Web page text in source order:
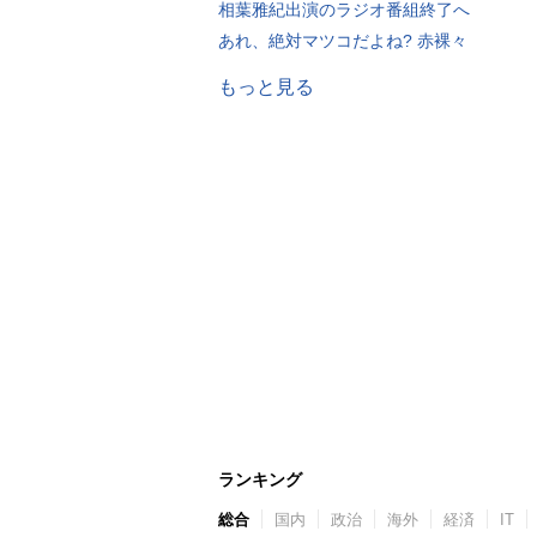
相葉雅紀出演のラジオ番組終了へ
あれ、絶対マツコだよね? 赤裸々
もっと見る
ランキング
総合 国内 政治 海外 経済 IT